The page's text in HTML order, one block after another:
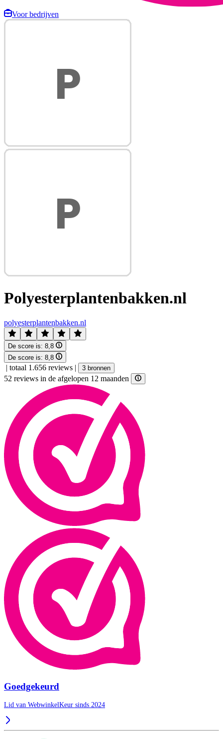
Voor bedrijven
Polyesterplantenbakken.nl
polyesterplantenbakken.nl
De score is: 8,8
De score is: 8,8
| totaal 1.656 reviews | 3 bronnen
52 reviews in de afgelopen 12 maanden
Goedgekeurd
Lid van WebwinkelKeur sinds 2024